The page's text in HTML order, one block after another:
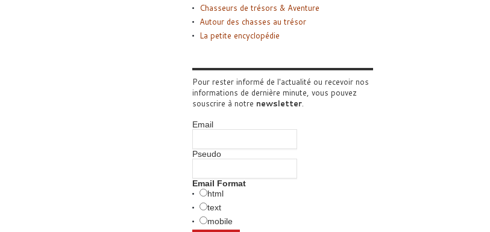
Chasseurs de trésors & Aventure
Autour des chasses au trésor
La petite encyclopédie
Pour rester informé de l'actualité ou recevoir nos
informations de dernière minute, vous pouvez
souscrire à notre newsletter.
Email
Pseudo
Email Format
html
text
mobile